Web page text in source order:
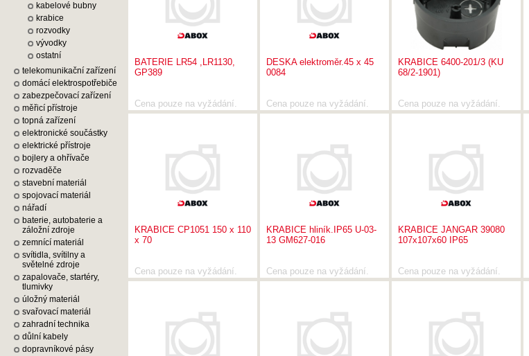
BATERIE LR54 ,LR1130,
GP389
Cena pouze na vyžádání.
DESKA elektroměr.45 x 45
0084
Cena pouze na vyžádání.
KRABICE 6400-201/3 (KU
68/2-1901)
Cena pouze na vyžádání.
KRABICE CP1051 150 x 110
x 70
Cena pouze na vyžádání.
KRABICE hliník.IP65 U-03-
13 GM627-016
Cena pouze na vyžádání.
KRABICE JANGAR 39080
107x107x60 IP65
Cena pouze na vyžádání.
kabelové bubny
krabice
rozvodky
vývodky
ostatní
telekomunikační zařízení
domácí elektrospotřebiče
zabezpečovací zařízení
měřicí přístroje
topná zařízení
elektronické součástky
elektrické přístroje
bojlery a ohřívače
rozvaděče
stavební materiál
spojovací materiál
nářadí
baterie, autobaterie a
záložní zdroje
zemnící materiál
svítidla, svítilny a
světelné zdroje
zapalovače, startéry,
tlumivky
úložný materiál
svařovací materiál
zahradní technika
důlní kabely
dopravníkové pásy